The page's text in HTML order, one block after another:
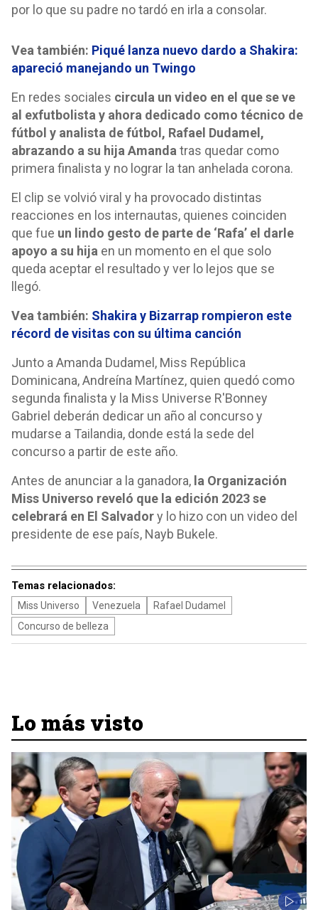
por lo que su padre no tardó en irla a consolar.
Vea también: Piqué lanza nuevo dardo a Shakira:
apareció manejando un Twingo
En redes sociales circula un video en el que se ve
al exfutbolista y ahora dedicado como técnico de
fútbol y analista de fútbol, Rafael Dudamel,
abrazando a su hija Amanda tras quedar como
primera finalista y no lograr la tan anhelada corona.
El clip se volvió viral y ha provocado distintas
reacciones en los internautas, quienes coinciden
que fue un lindo gesto de parte de ‘Rafa’ el darle
apoyo a su hija en un momento en el que solo
queda aceptar el resultado y ver lo lejos que se
llegó.
Vea también: Shakira y Bizarrap rompieron este
récord de visitas con su última canción
Junto a Amanda Dudamel, Miss República
Dominicana, Andreína Martínez, quien quedó como
segunda finalista y la Miss Universe R'Bonney
Gabriel deberán dedicar un año al concurso y
mudarse a Tailandia, donde está la sede del
concurso a partir de este año.
Antes de anunciar a la ganadora, la Organización
Miss Universo reveló que la edición 2023 se
celebrará en El Salvadory lo hizo con un video del
presidente de ese país, Nayb Bukele.
Temas relacionados:
Miss Universo Venezuela
Rafael Dudamel
Concurso de belleza
Lo más visto